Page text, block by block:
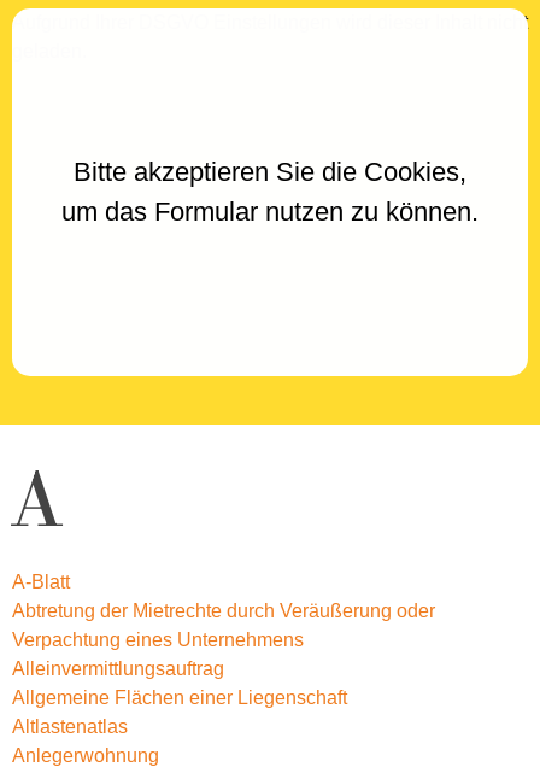
Aufgrund Ihrer DSGVO Einstellungen wird dieser Inhalt nicht
Bitte akzeptieren Sie die Cookies,
um das Formular nutzen zu können.
A
A-Blatt
Abtretung der Mietrechte durch Veräußerung oder
Verpachtung eines Unternehmens
Alleinvermittlungsauftrag
Allgemeine Flächen einer Liegenschaft
Altlastenatlas
Anlegerwohnung